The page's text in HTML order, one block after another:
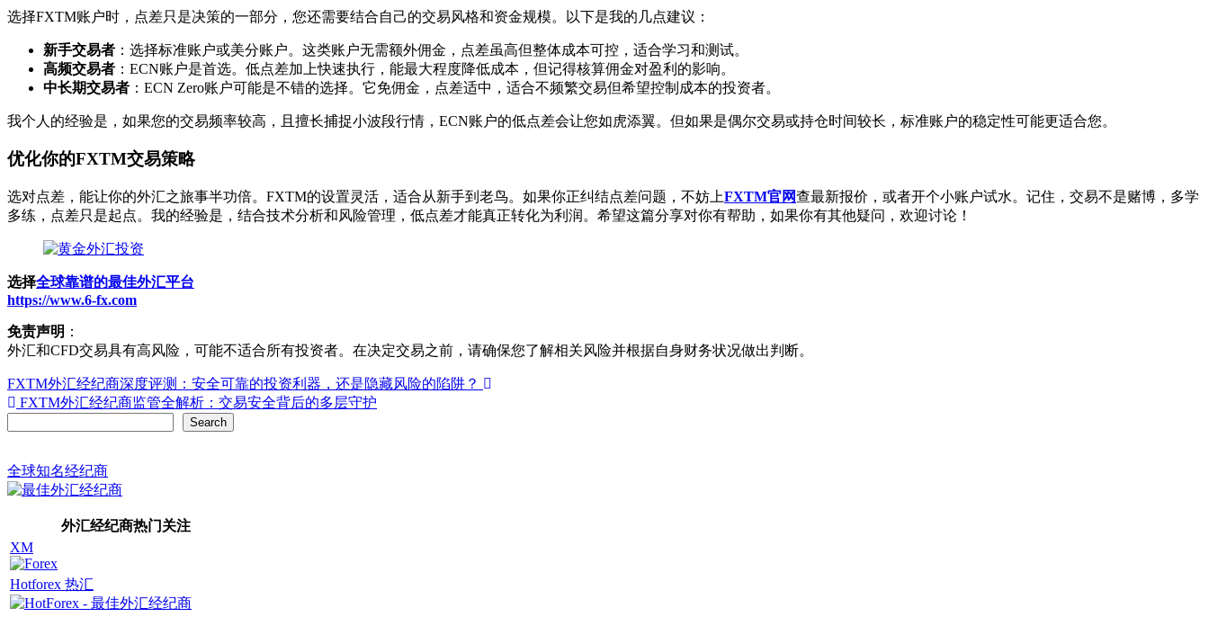
选择FXTM账户时，点差只是决策的一部分，您还需要结合自己的交易风格和资金规模。以下是我的几点建议：
新手交易者 ：选择标准账户或美分账户。这类账户无需额外佣金，点差虽高但整体成本可控，适合学习和测试。
高频交易者 ：ECN账户是首选。低点差加上快速执行，能最大程度降低成本，但记得核算佣金对盈利的影响。
中长期交易者 ：ECN Zero账户可能是不错的选择。它免佣金，点差适中，适合不频繁交易但希望控制成本的投资者。
我个人的经验是，如果您的交易频率较高，且擅长捕捉小波段行情，ECN账户的低点差会让您如虎添翼。但如果是偶尔交易或持仓时间较长，标准账户的稳定性可能更适合您。
优化你的FXTM交易策略
选对点差，能让你的外汇之旅事半功倍。FXTM的设置灵活，适合从新手到老鸟。如果你正纠结点差问题，不妨上FXTM官网查最新报价，或者开个小账户试水。记住，交易不是赌博，多学
多练，点差只是起点。我的经验是，结合技术分析和风险管理，低点差才能真正转化为利润。希望这篇分享对你有帮助，如果你有其他疑问，欢迎讨论！
选择全球靠谱的最佳外汇平台
https://www.6-fx.com
免责声明 ：
外汇和CFD交易具有高风险，可能不适合所有投资者。在决定交易之前，请确保您了解相关风险并根据自身财务状况做出判断。
Post
navigation
FXTM外汇经纪商深度评测：安全可靠的投资利器，还是隐藏风险的陷阱？
FXTM外汇经纪商监管全解析：交易安全背后的多层守护
Search
全球知名经纪商
外汇经纪商热门关注
XM
Hotforex 热汇